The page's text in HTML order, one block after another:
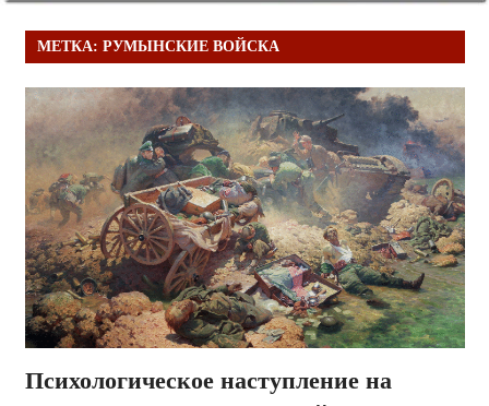
МЕТКА: РУМЫНСКИЕ ВОЙСКА
Психологическое наступление на